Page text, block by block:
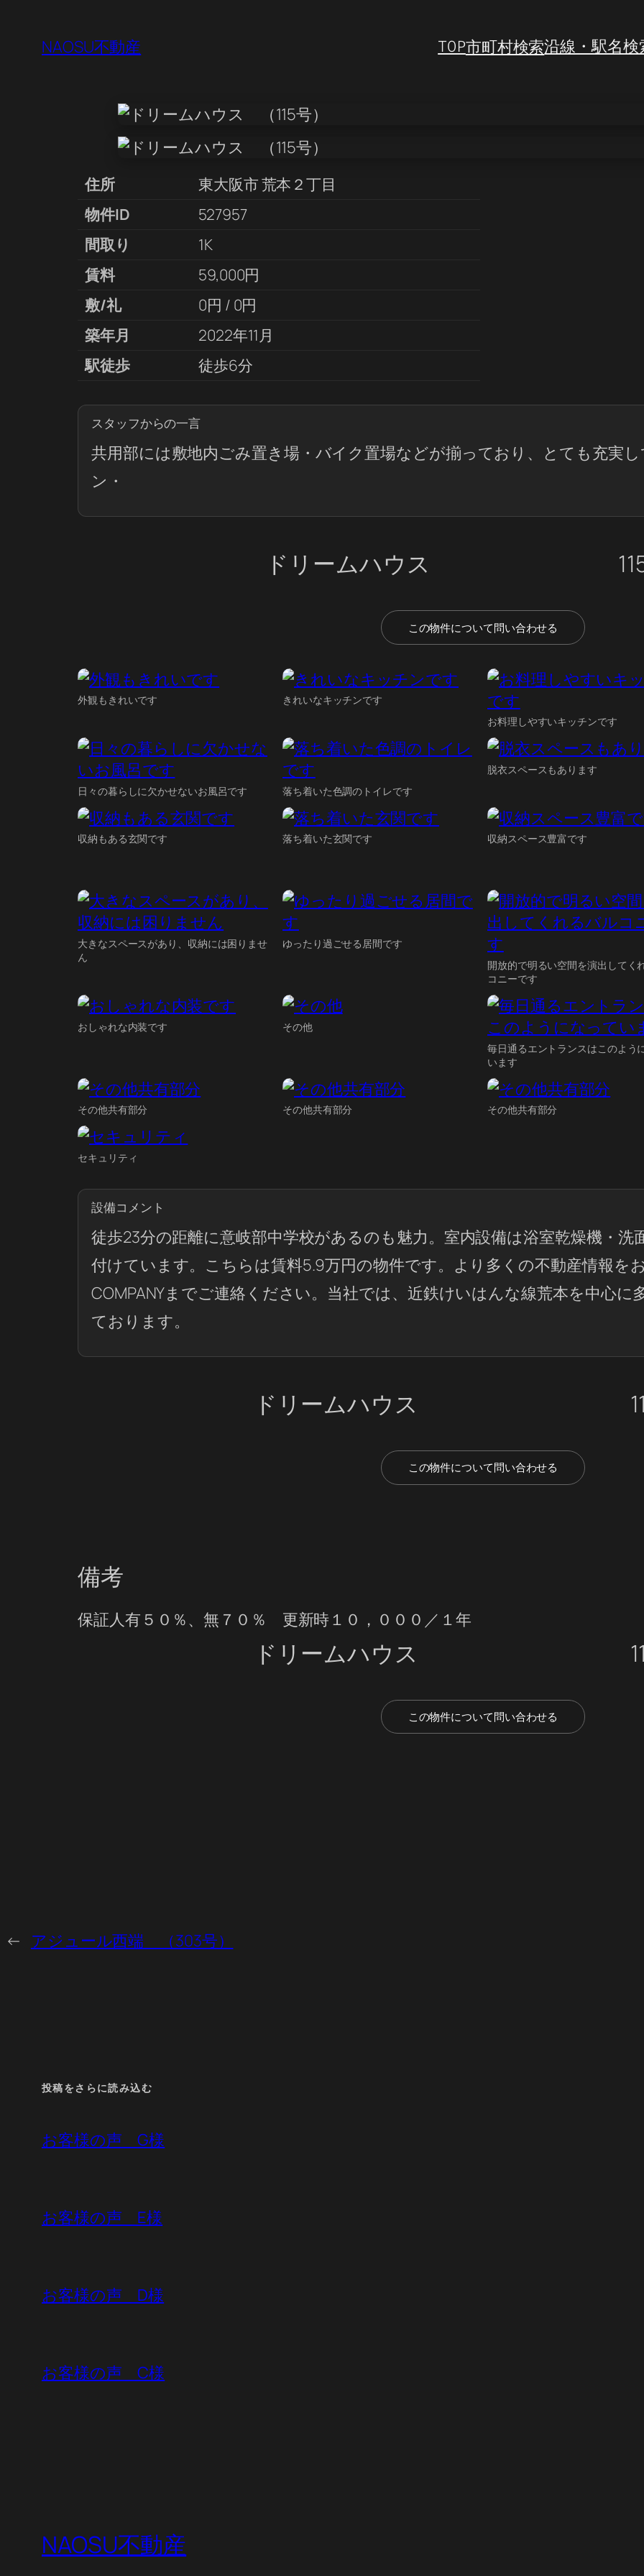
NAOSU不動産 TOP市町村検索沿線・駅名検
住所
東大阪市 荒本２丁目
物件ID
527957
間取り
1K
賃料
59,000円
敷/礼
0円 / 0円
築年月
2022年11月
駅徒歩
徒歩6分
スタッフからの一言
共用部には敷地内ごみ置き場・バイク置場などが揃っており、とても充実
ン・
ドリームハウス
この物件について問い合わせる
外観もきれいです
きれいなキッチンです
お料理しやすいキッチンです
日々の暮らしに欠かせないお風呂です 落ち着いた色調のトイレです
脱衣スペースもあります
収納もある玄関です 落ち着いた玄関です 収納スペース豊富です
大きなスペースがあり、収納には困りませ
ん
ゆったり過ごせる居間です
開放的で明るい空間を演出してく
コニーです
おしゃれな内装です
その他
毎日通るエントランスはこのよう
います
その他共有部分 その他共有部分 その他共有部分
セキュリティ
設備コメント
徒歩23分の距離に意岐部中学校があるのも魅力。室内設備は浴室乾燥機・
付けています。こちらは賃料5.9万円の物件です。より多くの不動産情報
COMPANYまでご連絡ください。当社では、近鉄けいはんな線荒本を中心に
ております。
ドリームハウス
この物件について問い合わせる
備考
保証人有５０％、無７０％ 更新時１０，０００／１年
ドリームハウス
この物件について問い合わせる
← アジュール西端 （303号）
投稿をさらに読み込む
お客様の声 G様
お客様の声 E様
お客様の声 D様
お客様の声 C様
NAOSU不動産